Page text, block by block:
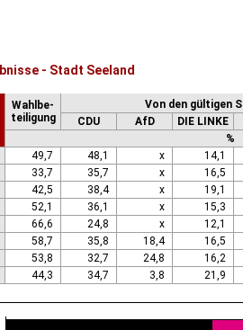
- Stadt Seeland
Wahlbe-
teiligung
Von den gültigen
CDU
AfD DIE LINKE
%
49,7 48,1 x 14,1
33,7 35,7 x 16,5
42,5 38,4 x 19,1
52,1 36,1 x 15,3
66,6 24,8 x 12,1
58,7 35,8 18,4 16,5
53,8 32,7 24,8 16,2
44,3 34,7 3,8 21,9